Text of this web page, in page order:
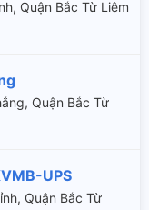
Quận Bắc Từ Liêm
Quận Bắc Từ
UPS
Quận Bắc Từ